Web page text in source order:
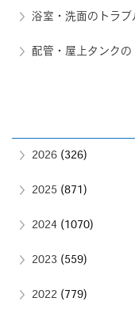
浴室・洗面のトラブ
配管・屋上タンクの
2026 (326)
2025 (871)
2024 (1070)
2023 (559)
2022 (779)